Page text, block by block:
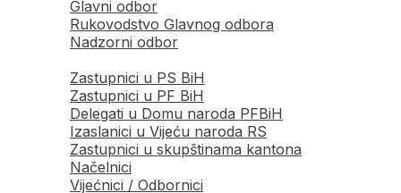
Glavni odbor
Rukovodstvo Glavnog odbora
Nadzorni odbor
Zastupnici u PS BiH
Zastupnici u PF BiH
Delegati u Domu naroda PFBiH
Izaslanici u Vijeću naroda RS
Zastupnici u skupštinama kantona
Načelnici
Vijećnici / Odbornici